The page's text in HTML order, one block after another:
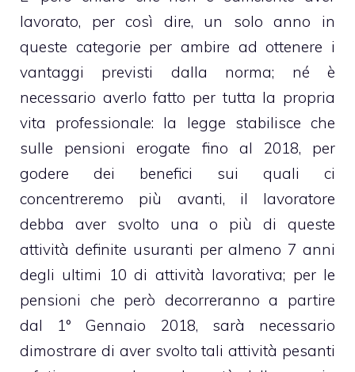
lavorato, per così dire, un solo anno in
queste categorie per ambire ad ottenere i
vantaggi previsti dalla norma; né è
necessario averlo fatto per tutta la propria
vita professionale: la legge stabilisce che
sulle pensioni erogate fino al 2018, per
godere dei benefici sui quali ci
concentreremo più avanti, il lavoratore
debba aver svolto una o più di queste
attività definite usuranti per almeno 7 anni
degli ultimi 10 di attività lavorativa; per le
pensioni che però decorreranno a partire
dal 1° Gennaio 2018, sarà necessario
dimostrare di aver svolto tali attività pesanti